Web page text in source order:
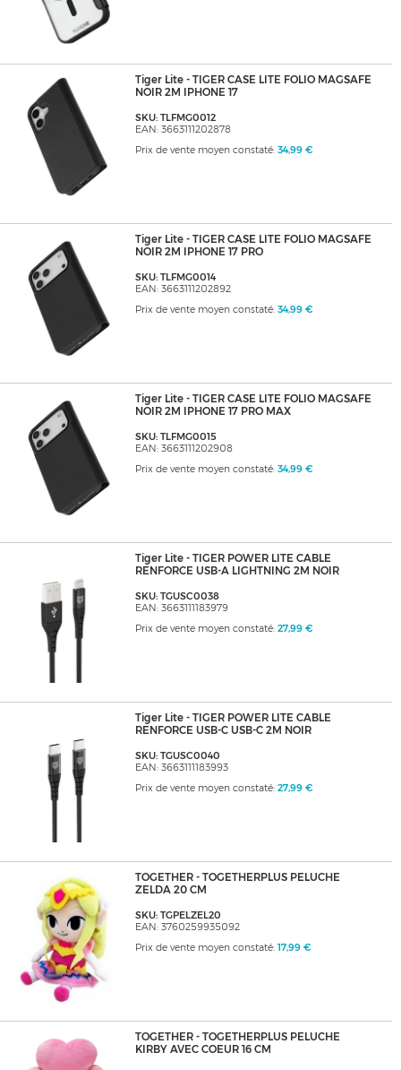
Tiger Lite - TIGER CASE LITE FOLIO MAGSAFE
NOIR 2M IPHONE 17
SKU: TLFMG0012
EAN: 3663111202878
Prix de vente moyen constaté: 34,99 €
Tiger Lite - TIGER CASE LITE FOLIO MAGSAFE
NOIR 2M IPHONE 17 PRO
SKU: TLFMG0014
EAN: 3663111202892
Prix de vente moyen constaté: 34,99 €
Tiger Lite - TIGER CASE LITE FOLIO MAGSAFE
NOIR 2M IPHONE 17 PRO MAX
SKU: TLFMG0015
EAN: 3663111202908
Prix de vente moyen constaté: 34,99 €
Tiger Lite - TIGER POWER LITE CABLE
RENFORCE USB-A LIGHTNING 2M NOIR
SKU: TGUSC0038
EAN: 3663111183979
Prix de vente moyen constaté: 27,99 €
Tiger Lite - TIGER POWER LITE CABLE
RENFORCE USB-C USB-C 2M NOIR
SKU: TGUSC0040
EAN: 3663111183993
Prix de vente moyen constaté: 27,99 €
TOGETHER - TOGETHERPLUS PELUCHE
ZELDA 20 CM
SKU: TGPELZEL20
EAN: 3760259935092
Prix de vente moyen constaté: 17,99 €
TOGETHER - TOGETHERPLUS PELUCHE
KIRBY AVEC COEUR 16 CM